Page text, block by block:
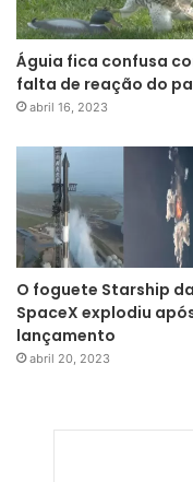
Águia fica confusa
falta de reação do
abril 16, 2023
O foguete Starship da
SpaceX explodiu
lançamento
abril 20, 2023